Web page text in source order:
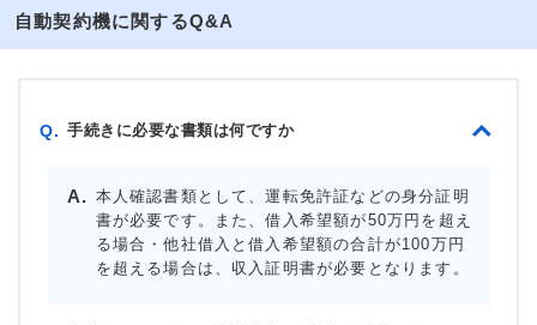
自動契約機に関するQ&A
Q. 手続きに必要な書類は何ですか
本人確認書類として、運転免許証などの身分証明
書が必要です。また、借入希望額が50万円を超え
る場合・他社借入と借入希望額の合計が100万円
を超える場合は、収入証明書が必要となります。